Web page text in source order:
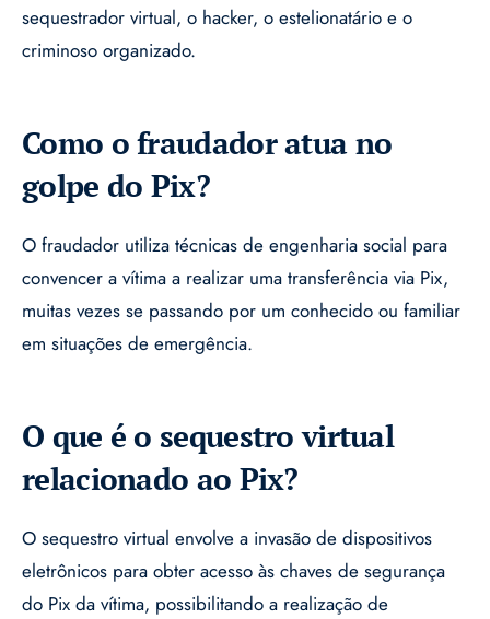
sequestrador virtual, o hacker, o estelionatário e o
criminoso organizado.
Como o fraudador atua no
golpe do Pix?
O fraudador utiliza técnicas de engenharia social para
convencer a vítima a realizar uma transferência via Pix,
muitas vezes se passando por um conhecido ou familiar
em situações de emergência.
O que é o sequestro virtual
relacionado ao Pix?
O sequestro virtual envolve a invasão de dispositivos
eletrônicos para obter acesso às chaves de segurança
do Pix da vítima, possibilitando a realização de